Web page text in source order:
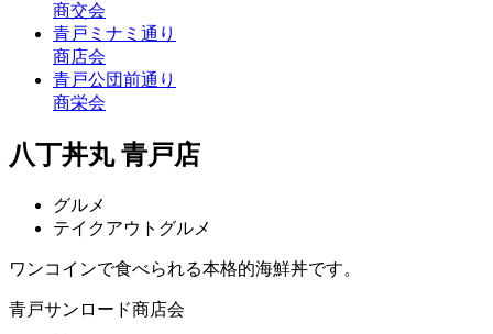
商交会
青戸ミナミ通り
商店会
青戸公団前通り
商栄会
八丁丼丸 青戸店
グルメ
テイクアウトグルメ
ワンコインで食べられる本格的海鮮丼です。
青戸サンロード商店会